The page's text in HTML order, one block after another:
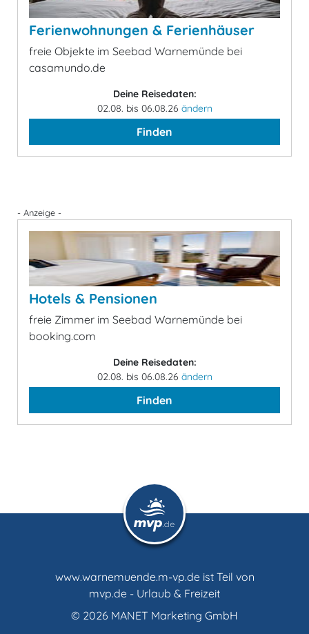
Ferienwohnungen & Ferienhäuser
freie Objekte im Seebad Warnemünde bei
casamundo.de
Deine Reisedaten:
02.08. bis 06.08.26 ändern
Finden
- Anzeige -
Hotels & Pensionen
freie Zimmer im Seebad Warnemünde bei
booking.com
Deine Reisedaten:
02.08. bis 06.08.26 ändern
Finden
www.warnemuende.m-vp.de ist Teil von
mvp.de - Urlaub & Freizeit
© 2026 MANET Marketing GmbH